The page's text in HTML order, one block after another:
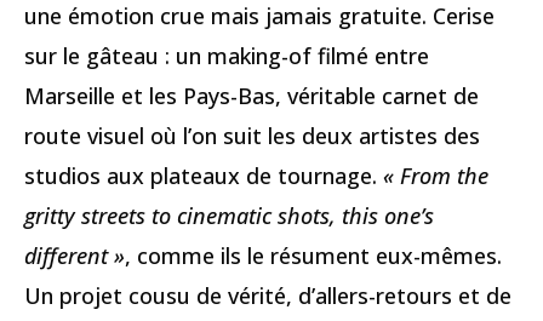
une émotion crue mais jamais gratuite. Cerise
sur le gâteau : un making-of filmé entre
Marseille et les Pays-Bas, véritable carnet de
route visuel où l’on suit les deux artistes des
studios aux plateaux de tournage. « From the
gritty streets to cinematic shots, this one’s
different », comme ils le résument eux-mêmes.
Un projet cousu de vérité, d’allers-retours et de